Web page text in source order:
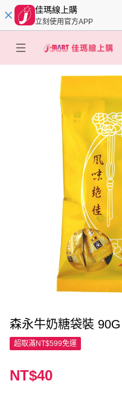
佳瑪線上購
立刻使用官方APP
森永牛奶糖袋裝 90G
超取滿NT$599免運
NT$40